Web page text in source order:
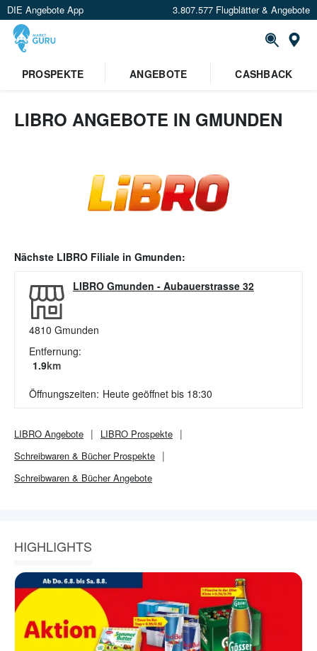
DIE Angebote App 3.807.577 Flugblätter & Angebote
PROSPEKTE
ANGEBOTE CASHBACK
LIBRO ANGEBOTE IN GMUNDEN
Nächste LIBRO Filiale in Gmunden:
LIBRO Gmunden - Aubauerstrasse 32
4810 Gmunden
Entfernung:
1.9km
Öffnungszeiten: Heute geöffnet bis 18:30
LIBRO Angebote LIBRO Prospekte
Schreibwaren & BücherProspekte
Schreibwaren & BücherAngebote
HIGHLIGHTS